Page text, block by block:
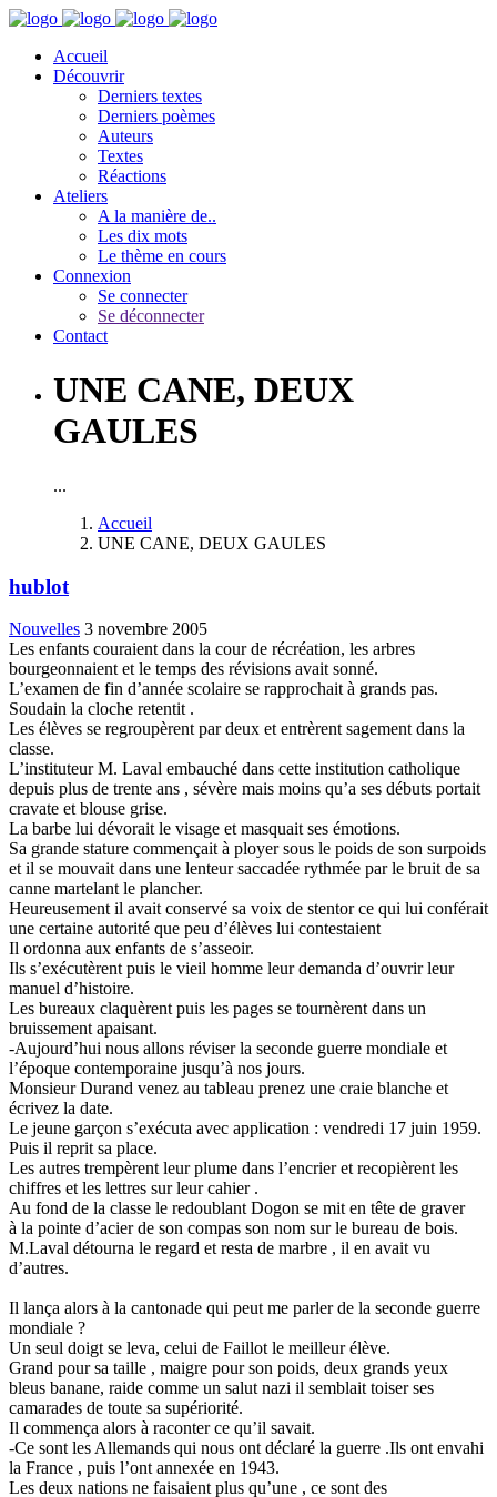
Accueil
Découvrir
Derniers textes
Derniers poèmes
Auteurs
Textes
Réactions
Ateliers
A la manière de..
Les dix mots
Le thème en cours
Connexion
Se connecter
Se déconnecter
Contact
UNE CANE, DEUX
GAULES
...
Accueil
UNE CANE, DEUX GAULES
hublot
Nouvelles 3 novembre 2005
Les enfants couraient dans la cour de récréation, les arbres
bourgeonnaient et le temps des révisions avait sonné.
L’examen de fin d’année scolaire se rapprochait à grands pas.
Soudain la cloche retentit .
Les élèves se regroupèrent par deux et entrèrent sagement dans la
classe.
L’instituteur M. Laval embauché dans cette institution catholique
depuis plus de trente ans , sévère mais moins qu’a ses débuts portait
cravate et blouse grise.
La barbe lui dévorait le visage et masquait ses émotions.
Sa grande stature commençait à ployer sous le poids de son surpoids
et il se mouvait dans une lenteur saccadée rythmée par le bruit de sa
canne martelant le plancher.
Heureusement il avait conservé sa voix de stentor ce qui lui conférait
une certaine autorité que peu d’élèves lui contestaient
Il ordonna aux enfants de s’asseoir.
Ils s’exécutèrent puis le vieil homme leur demanda d’ouvrir leur
manuel d’histoire.
Les bureaux claquèrent puis les pages se tournèrent dans un
bruissement apaisant.
-Aujourd’hui nous allons réviser la seconde guerre mondiale et
l’époque contemporaine jusqu’à nos jours.
Monsieur Durand venez au tableau prenez une craie blanche et
écrivez la date.
Le jeune garçon s’exécuta avec application : vendredi 17 juin 1959.
Puis il reprit sa place.
Les autres trempèrent leur plume dans l’encrier et recopièrent les
chiffres et les lettres sur leur cahier .
Au fond de la classe le redoublant Dogon se mit en tête de graver
à la pointe d’acier de son compas son nom sur le bureau de bois.
M.Laval détourna le regard et resta de marbre , il en avait vu
d’autres.
Il lança alors à la cantonade qui peut me parler de la seconde guerre
mondiale ?
Un seul doigt se leva, celui de Faillot le meilleur élève.
Grand pour sa taille , maigre pour son poids, deux grands yeux
bleus banane, raide comme un salut nazi il semblait toiser ses
camarades de toute sa supériorité.
Il commença alors à raconter ce qu’il savait.
-Ce sont les Allemands qui nous ont déclaré la guerre .Ils ont envahi
la France , puis l’ont annexée en 1943.
Les deux nations ne faisaient plus qu’une , ce sont des